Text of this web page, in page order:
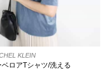
KLEIN
ベロアTシャツ/洗える